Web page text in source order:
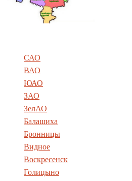
САО
ВАО
ЮАО
ЗАО
ЗелАО
Балашиха
Бронницы
Видное
Воскресенск
Голицыно